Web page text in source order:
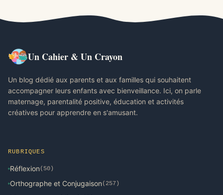
Un Cahier & Un Crayon
Un blog dédié aux parents et aux familles qui souhaitent
accompagner leurs enfants avec bienveillance. Ici, on parle
maternage, parentalité positive, éducation et activités
créatives pour apprendre en s'amusant.
RUBRIQUES
Réflexion (50)
Orthographe et Conjugaison (257)